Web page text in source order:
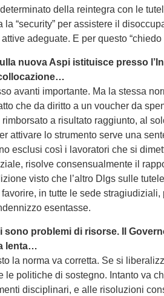
della reintegra con le
la “security” per assistere il
adeguate. E per questo
nuova Aspi istituisce presso
avanti importante. Ma la stessa
che da diritto a un voucher da
a risultato raggiunto, al
attivare lo strumento serve una
esclusi così i lavoratori che si
risolve consensualmente il
visto che l’altro Dlgs sulle
in tutte le sede
esentasse.
sono problemi di risorse. Il
lenta…
la norma va corretta. Se si
le politiche di sostegno. Intanto va
disciplinari, e alle risoluzioni